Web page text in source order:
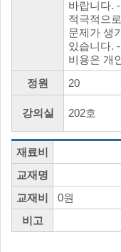
바랍니다.
적극적으
문제가 생
있습니다.
비용은 개
정원
20
강의실 202호
재료비
교재명
교재비
0원
비고